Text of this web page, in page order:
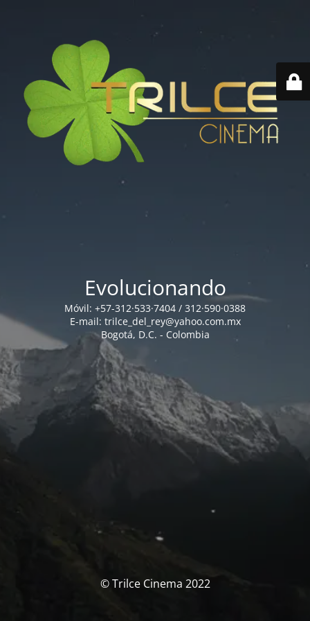
Evolucionando
Móvil: +57-312·533·7404 / 312·590·0388
E-mail: trilce_del_rey@yahoo.com.mx
Bogotá, D.C. - Colombia
© Trilce Cinema 2022